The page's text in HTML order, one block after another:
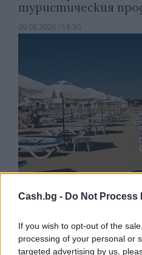
Cash.bg - Do Not Process
If you wish to opt-out of the
processing of your personal or
targeted advertising by us,
туристическия
09.08.2026 / 18:30
избере кои плажни
наеме